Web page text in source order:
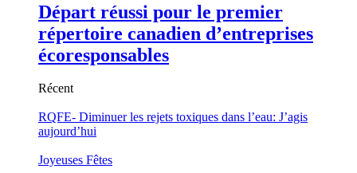
Départ réussi pour le premier
répertoire canadien d’entreprises
écoresponsables
Récent
RQFE- Diminuer les rejets toxiques dans l’eau: J’agis
aujourd’hui
Joyeuses Fêtes